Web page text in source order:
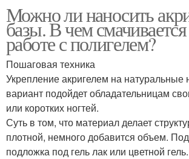
Можно ли наносить
базы. В чем
работе с полигелем?
Пошаговая техника
Укрепление акригелем на натуральные
вариант подойдет обладательницам
или коротких ногтей.
Суть в том, что материал делает
плотной, немного добавится объем.
подложка под гель лак или цветной гель.